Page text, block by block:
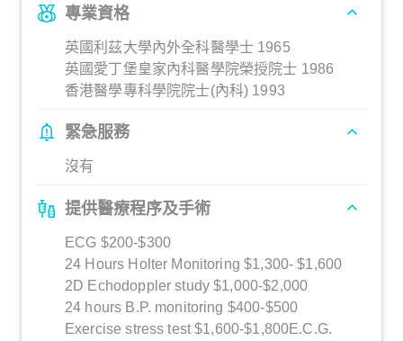
專業資格
英國利茲大學內外全科醫學士 1965
英國愛丁堡皇家內科醫學院榮授院士 1986
香港醫學專科學院院士(內科) 1993
緊急服務
沒有
提供醫療程序及手術
ECG $200-$300
24 Hours Holter Monitoring $1,300- $1,600
2D Echodoppler study $1,000-$2,000
24 hours B.P. monitoring $400-$500
Exercise stress test $1,600-$1,800E.C.G.